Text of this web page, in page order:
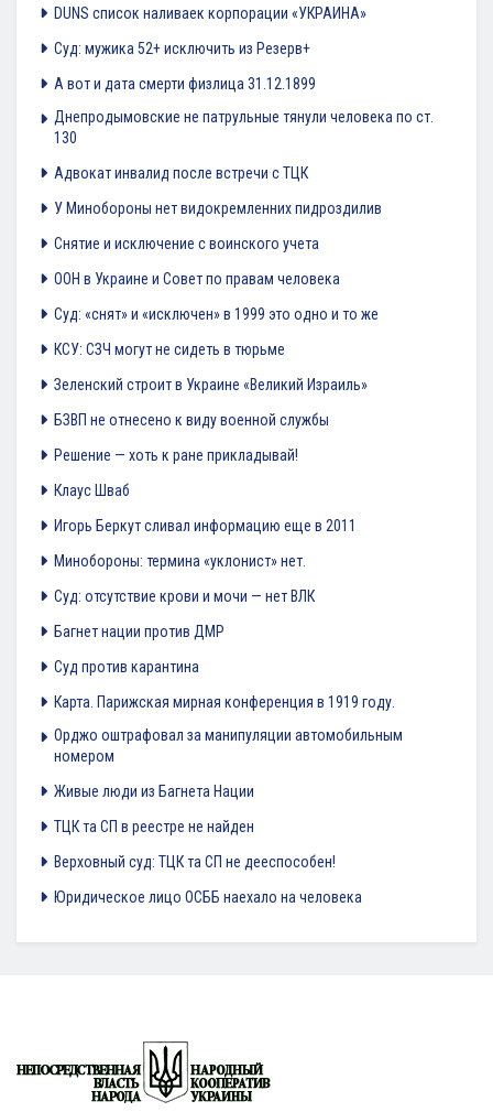
DUNS список наливаек корпорации «УКРАИНА»
Суд: мужика 52+ исключить из Резерв+
А вот и дата смерти физлица 31.12.1899
Днепродымовские не патрульные тянули человека по ст.
130
Адвокат инвалид после встречи с ТЦК
У Минобороны нет видокремленних пидроздилив
Снятие и исключение с воинского учета
ООН в Украине и Совет по правам человека
Суд: «снят» и «исключен» в 1999 это одно и то же
КСУ: СЗЧ могут не сидеть в тюрьме
Зеленский строит в Украине «Великий Израиль»
БЗВП не отнесено к виду военной службы
Решение — хоть к ране прикладывай!
Клаус Шваб
Игорь Беркут сливал информацию еще в 2011
Минобороны: термина «уклонист» нет.
Суд: отсутствие крови и мочи — нет ВЛК
Багнет нации против ДМР
Суд против карантина
Карта. Парижская мирная конференция в 1919 году.
Орджо оштрафовал за манипуляции автомобильным
номером
Живые люди из Багнета Нации
ТЦК та СП в реестре не найден
Верховный суд: ТЦК та СП не дееспособен!
Юридическое лицо ОСББ наехало на человека